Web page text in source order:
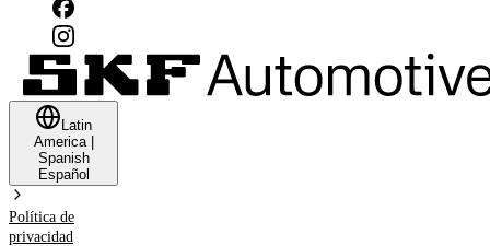
Latin
America|
Spanish
Español
Política de
privacidad